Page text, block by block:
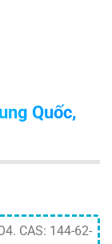
Quốc,
CAS: 144-62-